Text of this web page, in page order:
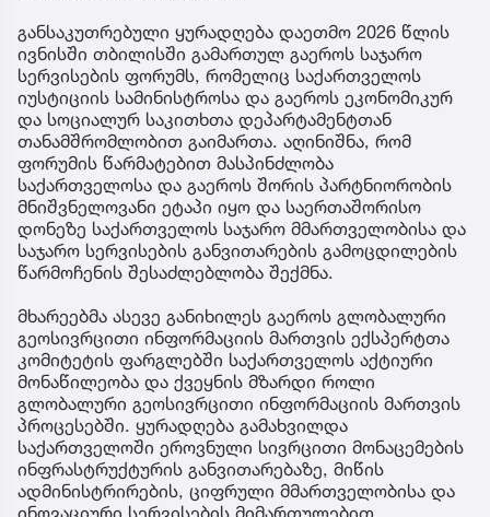
განსაკუთრებული ყურადღება დაეთმო 2026 წლის
ივნისში თბილისში გამართულ გაეროს საჯარო
სერვისების ფორუმს, რომელიც საქართველოს
იუსტიციის სამინისტროსა და გაეროს ეკონომიკურ
და სოციალურ საკითხთა დეპარტამენტთან
თანამშრომლობით გაიმართა. აღინიშნა, რომ
ფორუმის წარმატებით მასპინძლობა
საქართველოსა და გაეროს შორის პარტნიორობის
მნიშვნელოვანი ეტაპი იყო და საერთაშორისო
დონეზე საქართველოს საჯარო მმართველობისა და
საჯარო სერვისების განვითარების გამოცდილების
წარმოჩენის შესაძლებლობა შექმნა.
მხარეებმა ასევე განიხილეს გაეროს გლობალური
გეოსივრცითი ინფორმაციის მართვის ექსპერტთა
კომიტეტის ფარგლებში საქართველოს აქტიური
მონაწილეობა და ქვეყნის მზარდი როლი
გლობალური გეოსივრცითი ინფორმაციის მართვის
პროცესებში. ყურადღება გამახვილდა
საქართველოში ეროვნული სივრცითი მონაცემების
ინფრასტრუქტურის განვითარებაზე, მიწის
ადმინისტრირების, ციფრული მმართველობისა და
ინოვაციური სერვისების მიმართულებით